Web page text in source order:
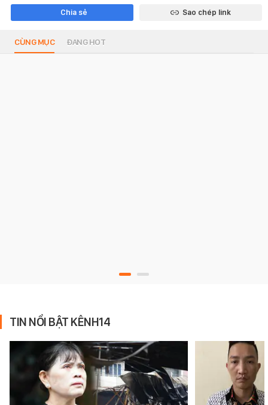
Chia sẻ Sao chép link
CÙNG MỤC ĐANG HOT
TIN NỔI BẬT KÊNH14